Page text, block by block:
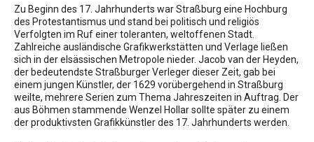
Zu Beginn des 17. Jahrhunderts war Straßburg eine Hochburg
des Protestantismus und stand bei politisch und religiös
Verfolgten im Ruf einer toleranten, weltoffenen Stadt.
Zahlreiche ausländische Grafikwerkstätten und Verlage ließen
sich in der elsässischen Metropole nieder. Jacob van der Heyden,
der bedeutendste Straßburger Verleger dieser Zeit, gab bei
einem jungen Künstler, der 1629 vorübergehend in Straßburg
weilte, mehrere Serien zum Thema Jahreszeiten in Auftrag. Der
aus Böhmen stammende Wenzel Hollar sollte später zu einem
der produktivsten Grafikkünstler des 17. Jahrhunderts werden.